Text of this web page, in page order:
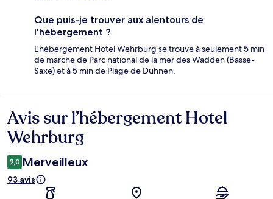
Que puis-je trouver aux alentours de
l'hébergement ?
L'hébergement Hotel Wehrburg se trouve à seulement 5 min
de marche de Parc national de la mer des Wadden (Basse-
Saxe) et à 5 min de Plage de Duhnen.
Avis
Avis sur l’hébergement Hotel
Wehrburg
9,0 Merveilleux
93 avis